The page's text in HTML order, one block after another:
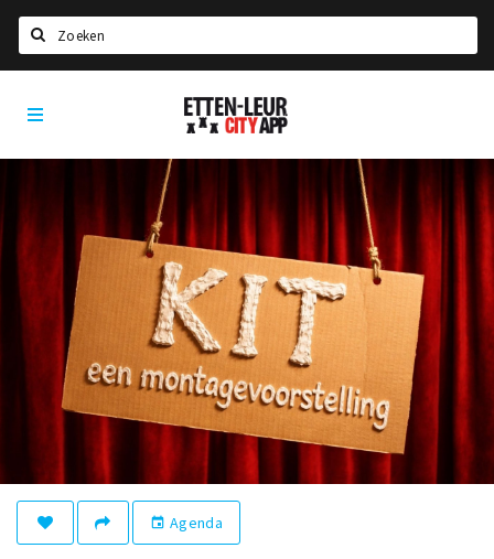
Home
Agenda
Party pics
Nieuws, interviews & blogs
Eten
Drinken
Slapen
Recreatief
Winkels
Winkelgebieden
Etten-
Leur
event Agenda